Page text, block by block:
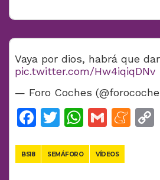
Vaya por dios, habrá que
pic.twitter.com/Hw4iqiqDNv
— Foro Coches
Facebook
TwitterGmail
BS18 SEMÁFORO VÍDEOS